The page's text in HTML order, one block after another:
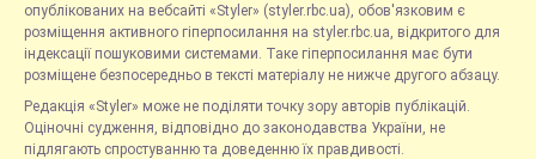
опублікованих на вебсайті «Styler» (styler.rbc.ua), обов'язковим є
розміщення активного гіперпосилання на styler.rbc.ua, відкритого для
індексації пошуковими системами. Таке гіперпосилання має бути
розміщене безпосередньо в тексті матеріалу не нижче другого абзацу.
Редакція «Styler» може не поділяти точку зору авторів публікацій.
Оціночні судження, відповідно до законодавства України, не
підлягають спростуванню та доведенню їх правдивості.